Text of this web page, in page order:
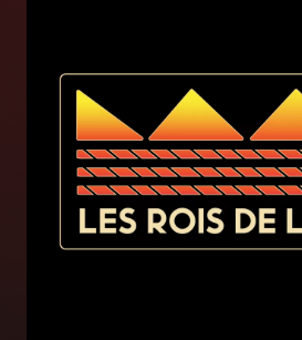
Palmarès
À propos
S'impliquer